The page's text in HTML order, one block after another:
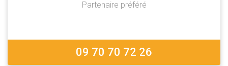
Partenaire préféré
09 70 70 72 26